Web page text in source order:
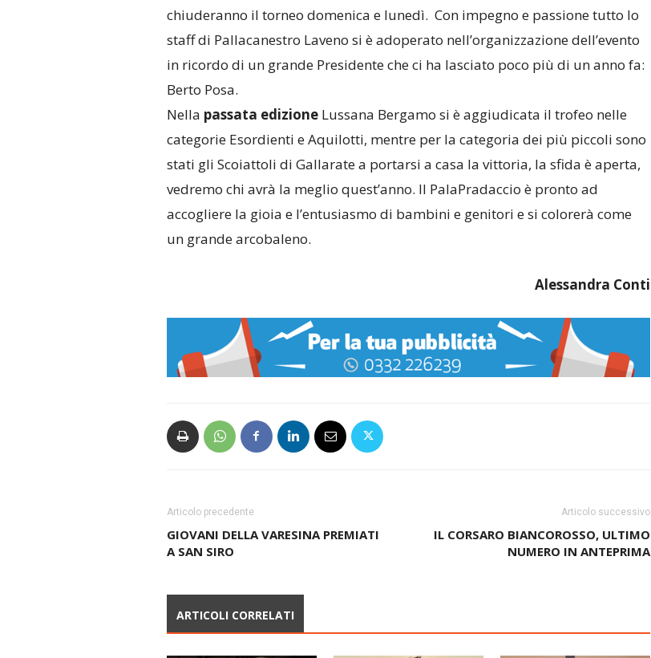
chiuderanno il torneo domenica e lunedì. Con impegno e passione tutto lo
staff di Pallacanestro Laveno si è adoperato nell’organizzazione dell’evento
in ricordo di un grande Presidente che ci ha lasciato poco più di un anno fa:
Berto Posa.
Nella passata edizioneLussana Bergamo si è aggiudicata il trofeo nelle
categorie Esordienti e Aquilotti, mentre per la categoria dei più piccoli sono
stati gli Scoiattoli di Gallarate a portarsi a casa la vittoria, la sfida è aperta,
vedremo chi avrà la meglio quest’anno. Il PalaPradaccio è pronto ad
accogliere la gioia e l’entusiasmo di bambini e genitori e si colorerà come
un grande arcobaleno.
Alessandra Conti
Articolo precedente
GIOVANI DELLA VARESINA PREMIATI
A SAN SIRO
Articolo successivo
IL CORSARO BIANCOROSSO, ULTIMO
NUMERO IN ANTEPRIMA
ARTICOLI CORRELATI